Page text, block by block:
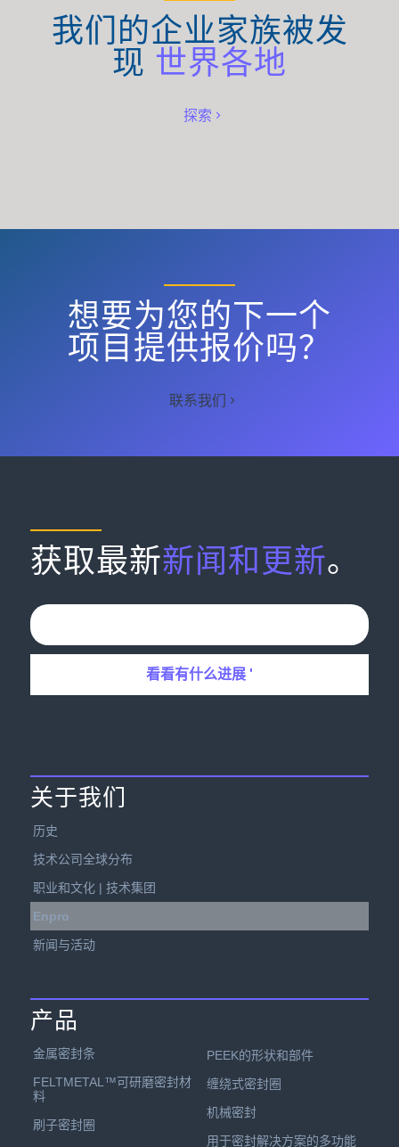
我们的企业家族被发
现 世界各地
探索
想要为您的下一个
项目提供报价吗？
联系我们
获取最新新闻和更新。
关于我们
历史
技术公司全球分布
职业和文化 | 技术集团
Enpro
新闻与活动
产品
金属密封条
FELTMETAL™可研磨密封材
料
刷子密封圈
PEEK的形状和部件
缠绕式密封圈
机械密封
用于密封解决方案的多功能